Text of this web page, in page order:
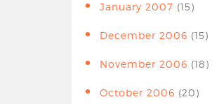
January 2007 (15)
December 2006 (15)
November 2006 (18)
October 2006 (20)